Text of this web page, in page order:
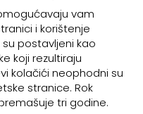
vam
i korištenje
postavljeni kao
koji rezultiraju
kolačići neophodni su
stranice. Rok
tri godine.